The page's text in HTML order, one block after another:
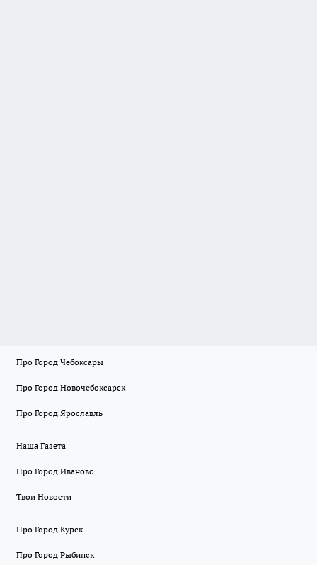
Про Город Чебоксары
Про Город Новочебоксарск
Про Город Ярославль
Наша Газета
Про Город Иваново
Твои Новости
Про Город Курск
Про Город Рыбинск